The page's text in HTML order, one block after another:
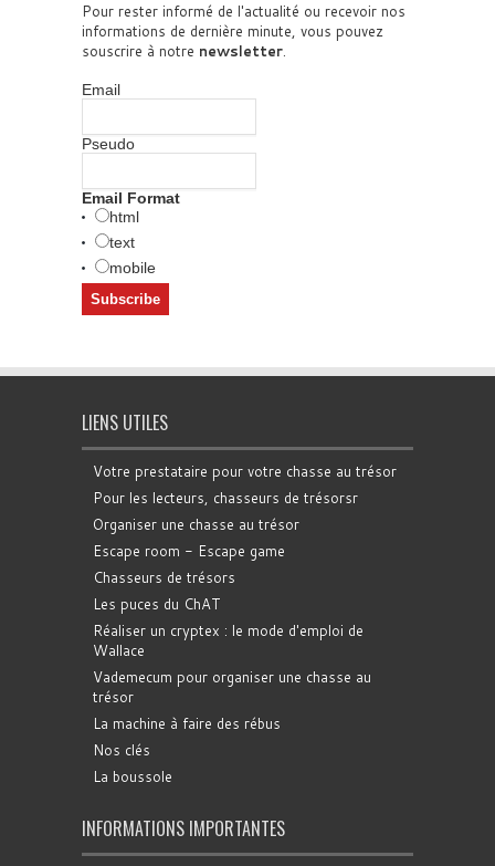
Pour rester informé de l'actualité ou recevoir nos
informations de dernière minute, vous pouvez
souscrire à notre newsletter.
Email
Pseudo
Email Format
html
text
mobile
LIENS UTILES
Votre prestataire pour votre chasse au trésor
Pour les lecteurs, chasseurs de trésorsr
Organiser une chasse au trésor
Escape room - Escape game
Chasseurs de trésors
Les puces du ChAT
Réaliser un cryptex : le mode d'emploi de
Wallace
Vademecum pour organiser une chasse au
trésor
La machine à faire des rébus
Nos clés
La boussole
INFORMATIONS IMPORTANTES